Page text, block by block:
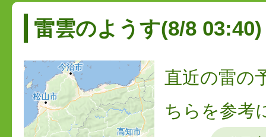
雷雲のようす(8/8 03:40)
直近の雷の
ちらを参考